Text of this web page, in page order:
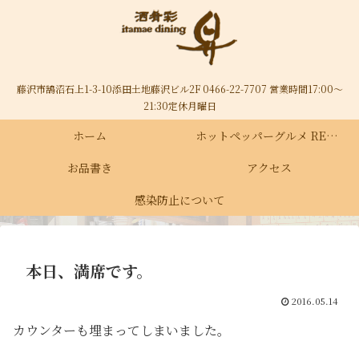
藤沢市鵠沼石上1-3-10添田土地藤沢ビル2F 0466-22-7707 営業時間17:00～
21:30定休月曜日
ホーム
ホットペッパーグルメ RECRUIT
お品書き
アクセス
感染防止について
本日、満席です。
2016.05.14
カウンターも埋まってしまいました。